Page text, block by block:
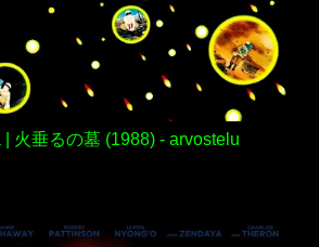
火垂るの墓 (1988) - arvostelu